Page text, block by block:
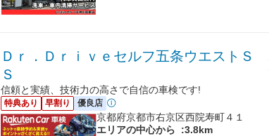
Ｄｒ．Ｄｒｉｖｅセルフ五条ウエストＳ
Ｓ
信頼と実績、技術力の高さで自信の車検です!
特典あり 早割り 優良店
京都府京都市右京区西院寿町４１
エリアの中心から
:3.8km